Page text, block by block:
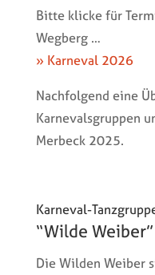
Bitte klicke für
Wegberg …
» Karneval 2026
Nachfolgend eine
Karnevalsgruppen
Merbeck 2025.
Karneval-
“Wilde Weiber”
Die Wilden Weiber